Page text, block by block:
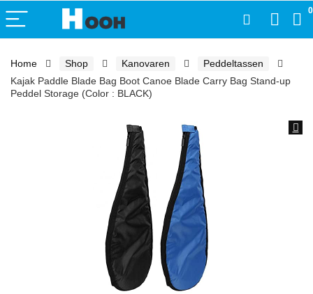
0
Home Shop Kanovaren
Peddeltassen
Kajak Paddle Blade Bag Boot Canoe Blade Carry Bag Stand-up
Peddel Storage (Color : BLACK)